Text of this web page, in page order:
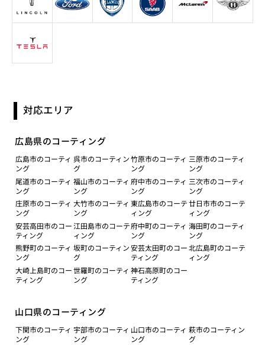
対応エリア
広島県のコーティング
広島市のコーティ
ング
呉市のコーティン
グ
竹原市のコーティ
ング
三原市のコーティ
ング
尾道市のコーティ
ング
福山市のコーティ
ング
府中市のコーティ
ング
三次市のコーティ
ング
庄原市のコーティ
ング
大竹市のコーティ
ング
東広島市のコーテ
ィング
廿日市市のコーテ
ィング
安芸高田市のコー
ティング
江田島市のコーテ
ィング
府中町のコーティ
ング
海田町のコーティ
ング
熊野町のコーティ
ング
坂町のコーティン
グ
安芸太田町のコー
ティング
北広島町のコーテ
ィング
大崎上島町のコー
ティング
世羅町のコーティ
ング
神石高原町のコー
ティング
山口県のコーティング
下関市のコーティ
ング
宇部市のコーティ
ング
山口市のコーティ
ング
萩市のコーティン
グ